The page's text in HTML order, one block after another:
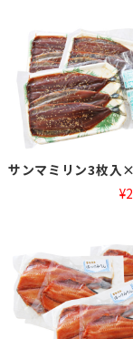
サンマミリン3枚入